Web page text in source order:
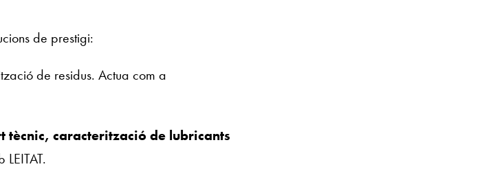
de prestigi:
de residus. Actua com a
tècnic, caracterització de lubricants